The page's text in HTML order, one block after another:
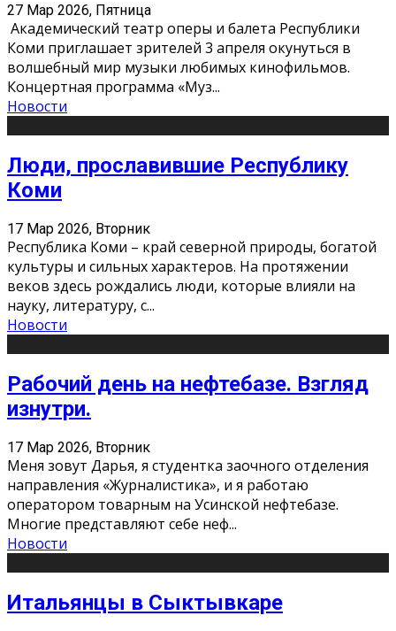
27 Мар 2026, Пятница
Академический театр оперы и балета Республики
Коми приглашает зрителей 3 апреля окунуться в
волшебный мир музыки любимых кинофильмов.
Концертная программа «Муз...
Новости
Люди, прославившие Республику
Коми
17 Мар 2026, Вторник
Республика Коми – край северной природы, богатой
культуры и сильных характеров. На протяжении
веков здесь рождались люди, которые влияли на
науку, литературу, с...
Новости
Рабочий день на нефтебазе. Взгляд
изнутри.
17 Мар 2026, Вторник
Меня зовут Дарья, я студентка заочного отделения
направления «Журналистика», и я работаю
оператором товарным на Усинской нефтебазе.
Многие представляют себе неф...
Новости
Итальянцы в Сыктывкаре